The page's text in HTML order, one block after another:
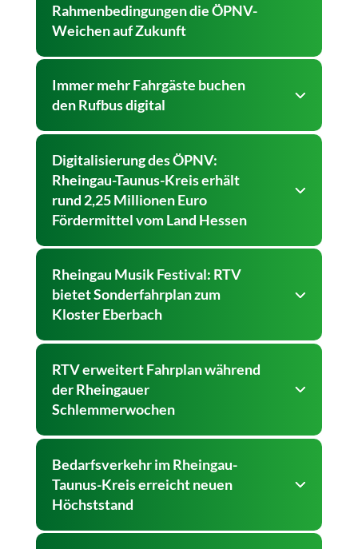
Rahmenbedingungen die ÖPNV-
Weichen auf Zukunft
Immer mehr Fahrgäste buchen
den Rufbus digital
Digitalisierung des ÖPNV:
Rheingau-Taunus-Kreis erhält
rund 2,25 Millionen Euro
Fördermittel vom Land Hessen
Rheingau Musik Festival: RTV
bietet Sonderfahrplan zum
Kloster Eberbach
RTV erweitert Fahrplan während
der Rheingauer
Schlemmerwochen
Bedarfsverkehr im Rheingau-
Taunus-Kreis erreicht neuen
Höchststand